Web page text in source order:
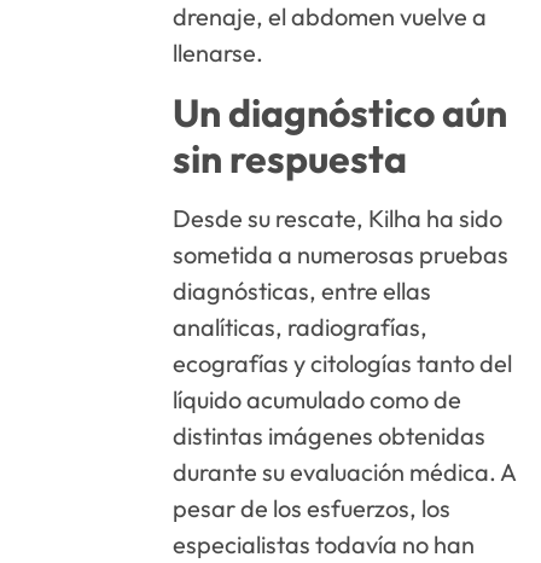
drenaje, el abdomen vuelve a
llenarse.
Un diagnóstico aún
sin respuesta
Desde su rescate, Kilha ha sido
sometida a numerosas pruebas
diagnósticas, entre ellas
analíticas, radiografías,
ecografías y citologías tanto del
líquido acumulado como de
distintas imágenes obtenidas
durante su evaluación médica. A
pesar de los esfuerzos, los
especialistas todavía no han